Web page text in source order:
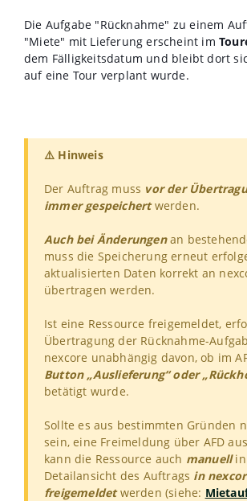
Die Aufgabe "Rücknahme" zu einem
"Miete" mit Lieferung erscheint im
dem Fälligkeitsdatum und bleibt dort
auf eine Tour verplant wurde.
⚠️ Hinweis
Der Auftrag muss vor der
immer gespeichertwerden.
Auch bei Änderungenan
muss die Speicherung erneut
aktualisierten Daten korrekt an
übertragen werden.
Ist eine Ressource freigemeldet,
Übertragung der Rücknahme-
nexcore unabhängig davon, ob im
Button „Auslieferung“ oder
betätigt wurde.
Sollte es aus bestimmten Gründen
sein, eine Freimeldung über AFD
kann die Ressource auch manuell
Detailansicht des Auftrags in
freigemeldetwerden (siehe: